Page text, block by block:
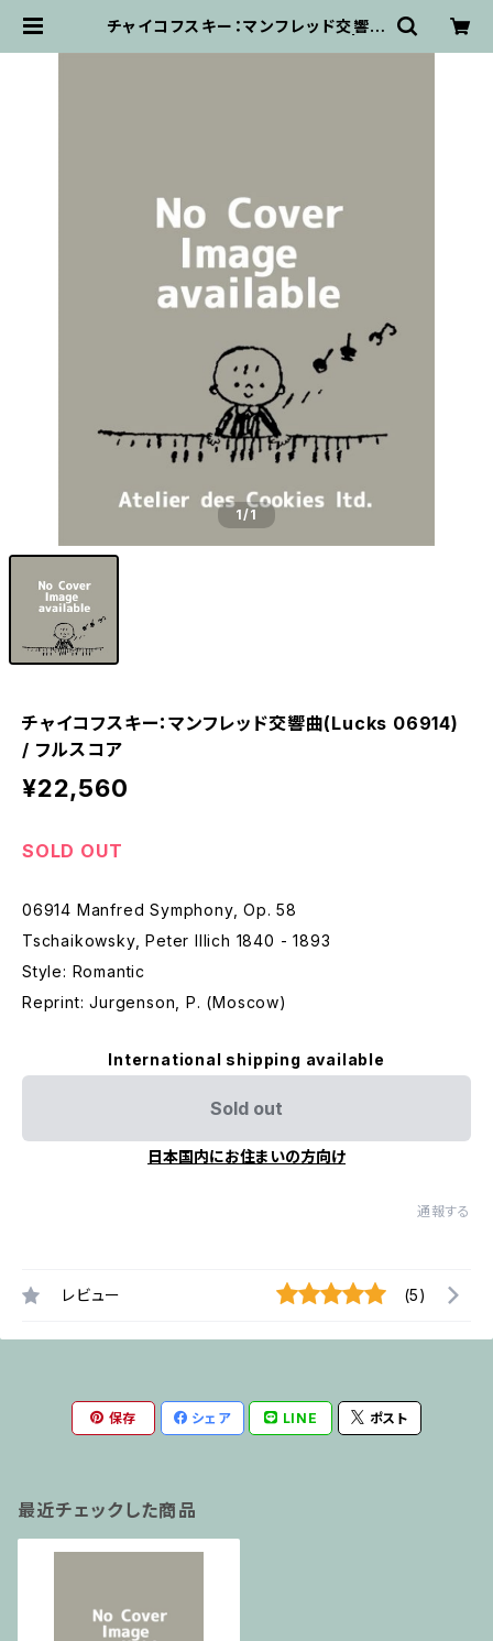
チャイコフスキー：マンフレッド交響曲
1/1
チャイコフスキー：マンフレッド交響曲(Lucks 06914)
/ フルスコア
¥22,560
SOLD OUT
06914 Manfred Symphony, Op. 58
Tschaikowsky, Peter Illich 1840 - 1893
Style: Romantic
Reprint: Jurgenson, P. (Moscow)
International shipping available
Sold out
日本国内にお住まいの方向け
通報する
レビュー (5)
保存 シェア LINE ポスト
最近チェックした商品